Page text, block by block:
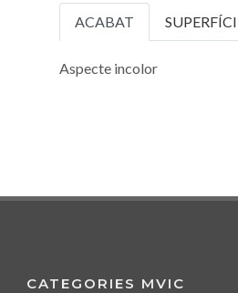
ACABAT
Aspecte incolor
CATEGORIES MVIC